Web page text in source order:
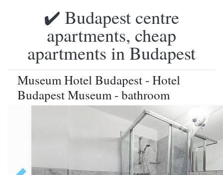
✔️ Budapest centre
apartments, cheap
apartments in Budapest
Museum Hotel Budapest - Hotel
Budapest Museum - bathroom